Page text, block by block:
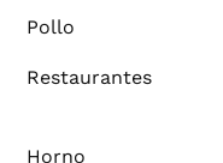
Pollo
Restaurantes
Horno